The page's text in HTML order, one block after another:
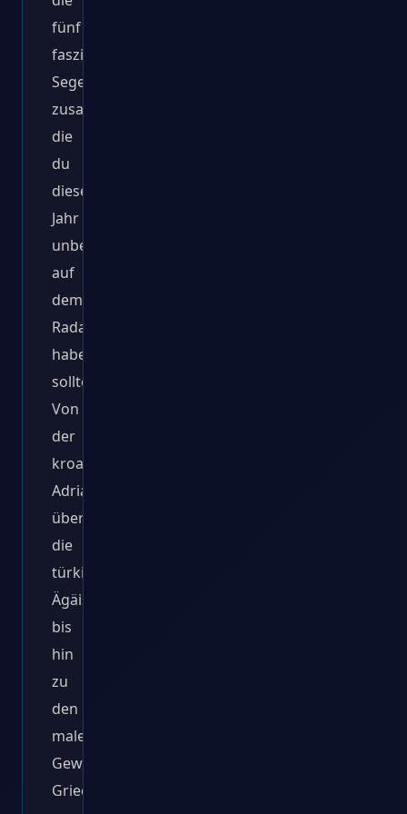
fünf
faszinierendsten
Segelreviere
zusammengestellt,
die
du
dieses
Jahr
unbedingt
auf
dem
Radar
haben
solltest.
Von
der
kroatischen
Adria
über
die
türkische
Ägäis
bis
hin
zu
den
malerischen
Gewässern
Griechenlands